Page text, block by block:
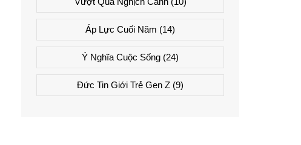
Áp Lực Cuối Năm (14)
Ý Nghĩa Cuộc Sống (24)
Đức Tin Giới Trẻ Gen Z (9)